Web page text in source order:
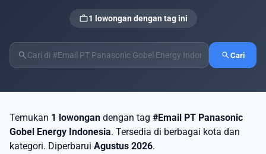
work1 lowongan dengan tag ini
search searchCari
Temukan 1 lowongan dengan tag #Email PT Panasonic
Gobel Energy Indonesia. Tersedia di berbagai kota dan
kategori. Diperbarui Agustus 2026.